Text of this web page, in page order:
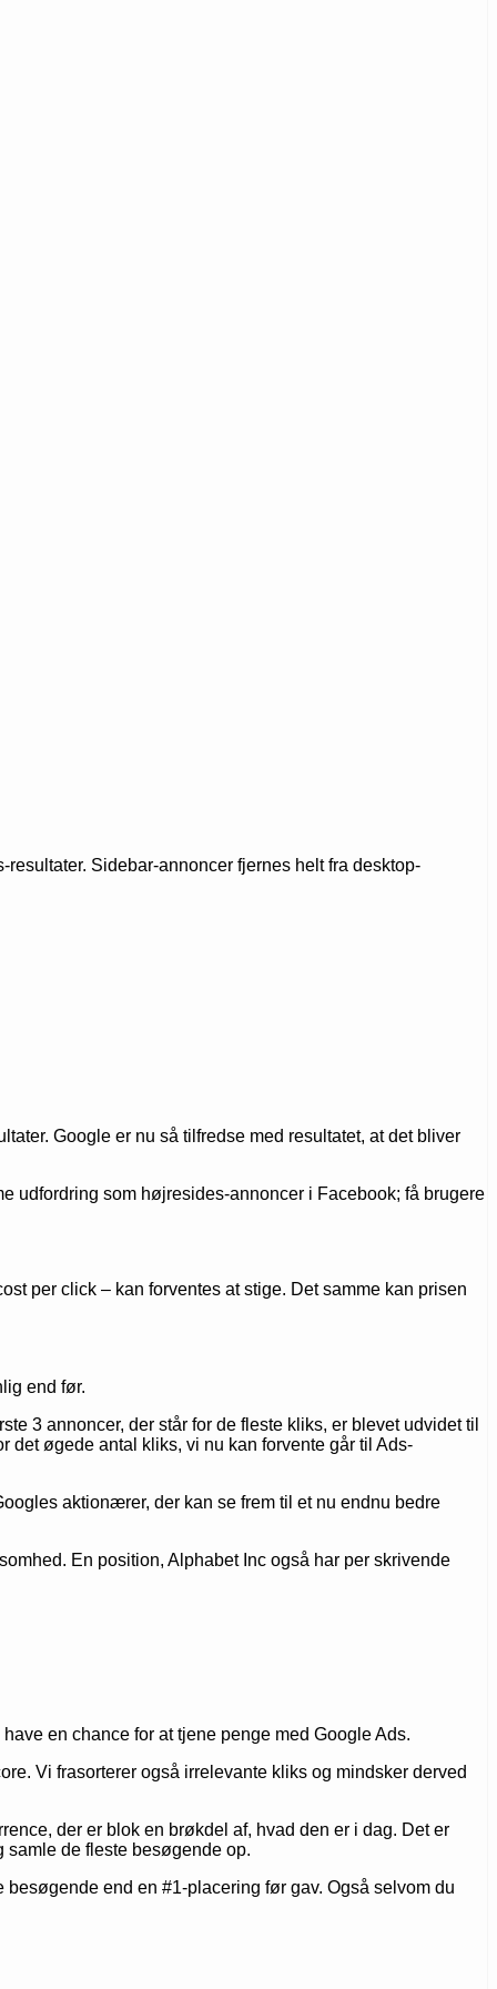
Sidebar-annoncer fjernes helt fra desktop-
Google er nu så tilfredse med resultatet, at det bliver
udfordring som højresides-annoncer i Facebook; få brugere
per click – kan forventes at stige. Det samme kan prisen
end før.
3 annoncer, der står for de fleste kliks, er blevet udvidet til
det øgede antal kliks, vi nu kan forvente går til Ads-
aktionærer, der kan se frem til et nu endnu bedre
En position, Alphabet Inc også har per skrivende
en chance for at tjene penge med Google Ads.
Vi frasorterer også irrelevante kliks og mindsker derved
der er blok en brøkdel af, hvad den er i dag. Det er
samle de fleste besøgende op.
end en #1-placering før gav. Også selvom du